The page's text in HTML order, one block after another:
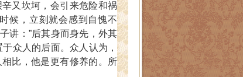
又坎坷，会引来危险和祸
候，立刻就会感到自愧不
讲：”后其身而身先，外其
众人的后面。众人认为，
比，他是更有修养的。所